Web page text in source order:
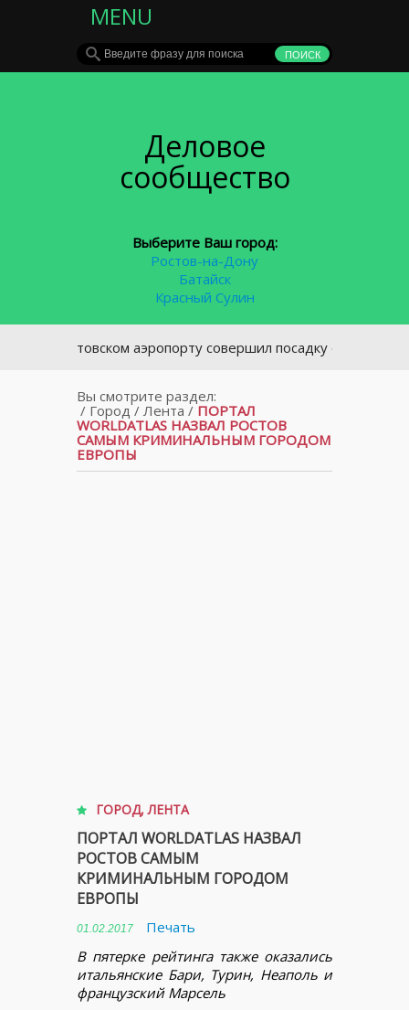
MENU
Деловое
сообщество
Выберите Ваш город:
Ростов-на-Дону
Батайск
Красный Сулин
В ростовском аэропорту совершил посадку самолет с
Вы смотрите раздел:
/ Город/ Лента / ПОРТАЛ
WORLDATLAS НАЗВАЛ РОСТОВ
САМЫМ КРИМИНАЛЬНЫМ ГОРОДОМ
ЕВРОПЫ
ГОРОД,ЛЕНТА
ПОРТАЛ WORLDATLAS НАЗВАЛ
РОСТОВ САМЫМ
КРИМИНАЛЬНЫМ ГОРОДОМ
ЕВРОПЫ
01.02.2017
Печать
В пятерке рейтинга также оказались
итальянские Бари, Турин, Неаполь и
французский Марсель